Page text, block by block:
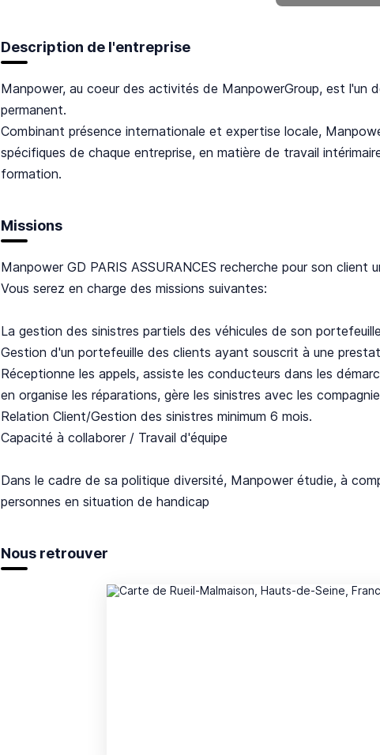
Description de l'entreprise
Manpower, au coeur des activités de ManpowerGroup, est l'un
permanent.
Combinant présence internationale et expertise locale,
spécifiques de chaque entreprise, en matière de travail
formation.
Missions
Manpower GD PARIS ASSURANCES recherche pour son
Vous serez en charge des missions suivantes:
La gestion des sinistres partiels des véhicules de son
Gestion d'un portefeuille des clients ayant souscrit à une
Réceptionne les appels, assiste les conducteurs dans les
en organise les réparations, gère les sinistres avec les
Relation Client/Gestion des sinistres minimum 6 mois.
Capacité à collaborer / Travail d'équipe
Dans le cadre de sa politique diversité, Manpower étudie, à
personnes en situation de handicap
Nous retrouver